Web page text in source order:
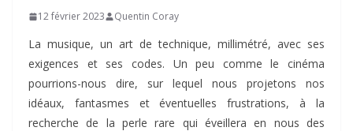
12 février 2023 Quentin Coray
La musique, un art de technique, millimétré, avec ses
exigences et ses codes. Un peu comme le cinéma
pourrions-nous dire, sur lequel nous projetons nos
idéaux, fantasmes et éventuelles frustrations, à la
recherche de la perle rare qui éveillera en nous des